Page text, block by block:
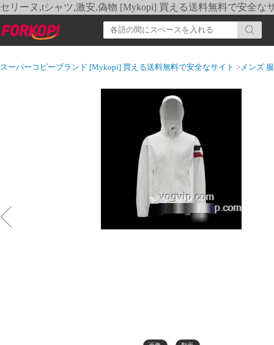
セリーヌ,tシャツ,激安,偽物 [Mykopi] 買える送料無料で安全な
スーパーコピーブランド [Mykopi] 買える送料無料で安全なサイト >メンズ 服